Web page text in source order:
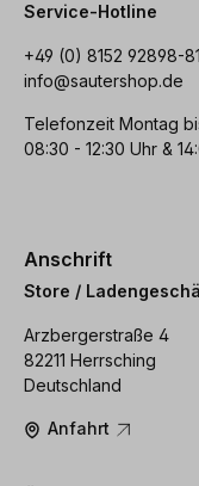
Service-Hotline
+49 (0) 8152 92898-81
info@sautershop.de
Telefonzeit Montag
08:30 - 12:30 Uhr &
Anschrift
Store /
Arzbergerstraße 4
82211 Herrsching
Deutschland
Anfahrt